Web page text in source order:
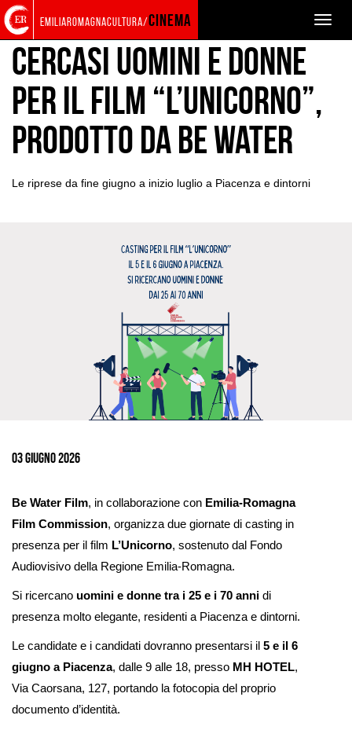
Torna
alla
home
page
Cerca
nel
sito
Salta
ai
contenuti
Salta
al
menu
principale
Toggle
emiliaromagnacultura/cinema
PRODUZIONE CASTING
Cercasi uomini e donne
per il film “L’Unicorno”,
prodotto da Be Water
Le riprese da fine giugno a inizio luglio a Piacenza e dintorni
03 Giugno 2026
Be Water Film, in collaborazione con Emilia-Romagna
Film Commission, organizza due giornate di casting in
presenza per il film L’Unicorno, sostenuto dal Fondo
Audiovisivo della Regione Emilia-Romagna.
Si ricercano uomini e donne tra i 25 e i 70 anni di
presenza molto elegante, residenti a Piacenza e dintorni.
Le candidate e i candidati dovranno presentarsi il 5 e il 6
giugno a Piacenza, dalle 9 alle 18, presso MH HOTEL,
Via Caorsana, 127, portando la fotocopia del proprio
documento d’identità.